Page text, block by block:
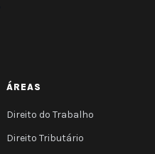
ÁREAS
Direito do Trabalho
Direito Tributário